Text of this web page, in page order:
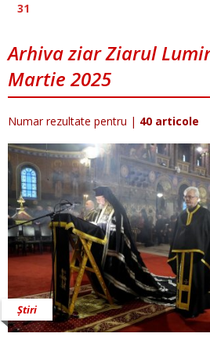
31
Arhiva ziar Ziarul
Martie 2025
Numar rezultate pentru | 40 articole
Știri